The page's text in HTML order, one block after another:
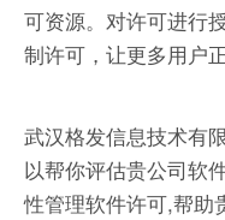
可资源。对许可进行
制许可，让更多用户
武汉格发信息技术有
以帮你评估贵公司软
性管理软件许可,帮助